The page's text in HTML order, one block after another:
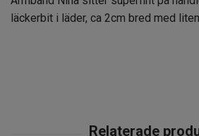
läckerbit i läder, ca 2cm bred med